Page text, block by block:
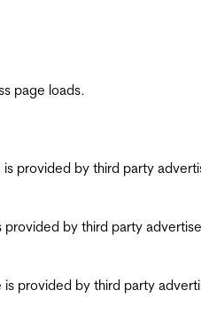
page loads.
provided by third party
by third party
provided by third party